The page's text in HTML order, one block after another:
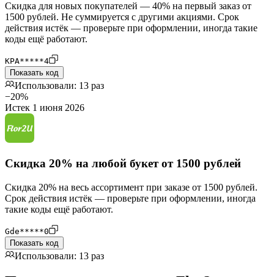
Скидка для новых покупателей — 40% на первый заказ от
1500 рублей. Не суммируется с другими акциями. Срок
действия истёк — проверьте при оформлении, иногда такие
коды ещё работают.
КРА*****4
Показать код
Использовали: 13 раз
−20%
Истек 1 июня 2026
Скидка 20% на любой букет от 1500 рублей
Скидка 20% на весь ассортимент при заказе от 1500 рублей.
Срок действия истёк — проверьте при оформлении, иногда
такие коды ещё работают.
Gde*****0
Показать код
Использовали: 13 раз